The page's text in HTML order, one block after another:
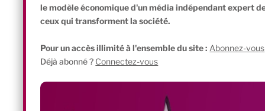
le modèle économique d'un média indépendant expert
ceux qui transforment la société.
Pour un accès illimité à l'ensemble du site : Abonnez-vous
Déjà abonné ? Connectez-vous